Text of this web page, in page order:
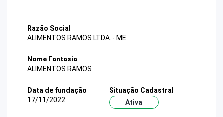
Razão Social
ALIMENTOS RAMOS LTDA. - ME
Nome Fantasia
ALIMENTOS RAMOS
Data de fundação
17/11/2022
Situação Cadastral
Ativa